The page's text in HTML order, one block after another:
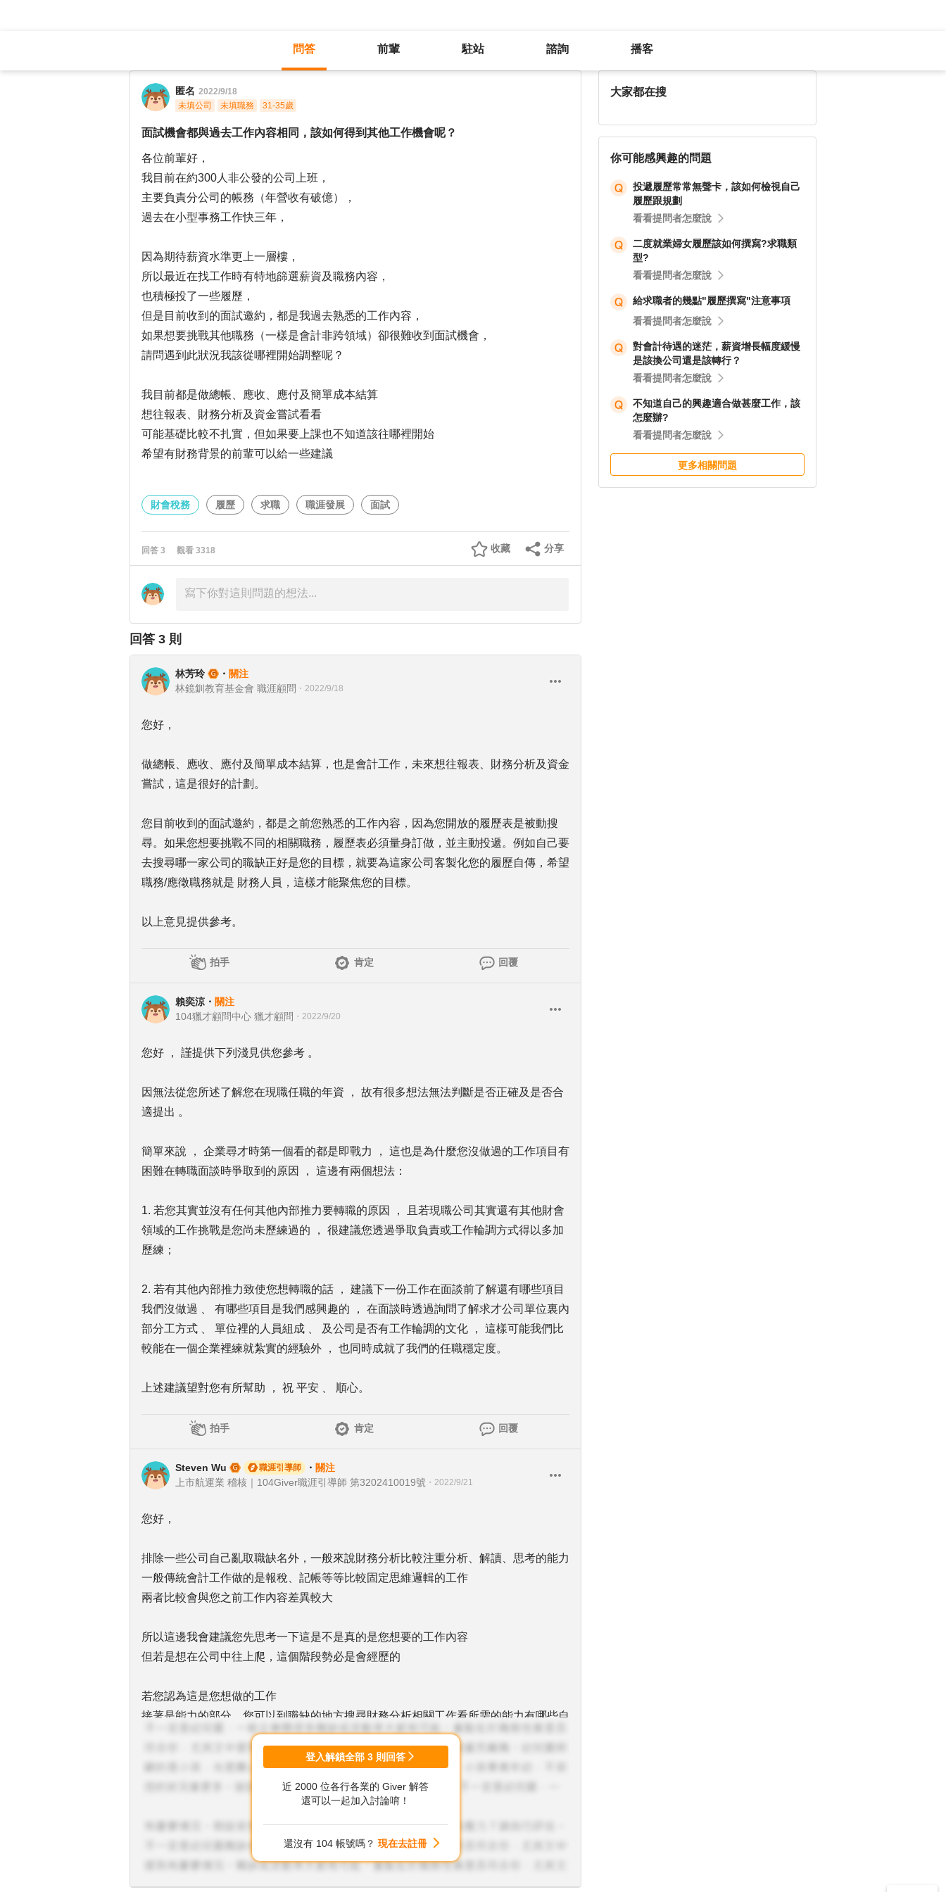
問答 前輩 駐站 諮詢 播客
匿名 2022/9/18
未填公司
未填職務 31-35歲
面試機會都與過去工作內容相同，該如何得到其他工作機會呢？
各位前輩好，
我目前在約300人非公發的公司上班，
主要負責分公司的帳務（年營收有破億），
過去在小型事務工作快三年，
因為期待薪資水準更上一層樓，
所以最近在找工作時有特地篩選薪資及職務內容，
也積極投了一些履歷，
但是目前收到的面試邀約，都是我過去熟悉的工作內容，
如果想要挑戰其他職務（一樣是會計非跨領域）卻很難收到面試機會，
請問遇到此狀況我該從哪裡開始調整呢？
我目前都是做總帳、應收、應付及簡單成本結算
想往報表、財務分析及資金嘗試看看
可能基礎比較不扎實，但如果要上課也不知道該往哪裡開始
希望有財務背景的前輩可以給一些建議
財會稅務 履歷 求職 職涯發展 面試
回答 3 觀看 3318 分享
收藏
回答 3 則
林芳玲 ・ 關注
林鏡釧教育基金會 職涯顧問 ・ 2022/9/18
您好，
做總帳、應收、應付及簡單成本結算，也是會計工作，未來想往報表、財務分析及資金
嘗試，這是很好的計劃。
您目前收到的面試邀約，都是之前您熟悉的工作內容，因為您開放的履歷表是被動搜
尋。如果您想要挑戰不同的相關職務，履歷表必須量身訂做，並主動投遞。例如自己要
去搜尋哪一家公司的職缺正好是您的目標，就要為這家公司客製化您的履歷自傳，希望
職務/應徵職務就是 財務人員，這樣才能聚焦您的目標。
以上意見提供參考。
拍手 肯定 回覆
賴奕涼 ・ 關注
104獵才顧問中心 獵才顧問 ・ 2022/9/20
您好 ， 謹提供下列淺見供您參考 。
因無法從您所述了解您在現職任職的年資 ， 故有很多想法無法判斷是否正確及是否合
適提出 。
簡單來說 ， 企業尋才時第一個看的都是即戰力 ， 這也是為什麼您沒做過的工作項目有
困難在轉職面談時爭取到的原因 ， 這邊有兩個想法：
1. 若您其實並沒有任何其他內部推力要轉職的原因 ， 且若現職公司其實還有其他財會
領域的工作挑戰是您尚未歷練過的 ， 很建議您透過爭取負責或工作輪調方式得以多加
歷練；
2. 若有其他內部推力致使您想轉職的話 ， 建議下一份工作在面談前了解還有哪些項目
我們沒做過 、 有哪些項目是我們感興趣的 ， 在面談時透過詢問了解求才公司單位裏內
部分工方式 、 單位裡的人員組成 、 及公司是否有工作輪調的文化 ， 這樣可能我們比
較能在一個企業裡練就紮實的經驗外 ， 也同時成就了我們的任職穩定度。
上述建議望對您有所幫助 ， 祝 平安 、 順心。
拍手 肯定 回覆
Steven Wu 職涯引導師 ・ 關注
上市航運業 稽核｜104Giver職涯引導師 第3202410019號 ・ 2022/9/21
您好，
排除一些公司自己亂取職缺名外，一般來說財務分析比較注重分析、解讀、思考的能力
一般傳統會計工作做的是報稅、記帳等等比較固定思維邏輯的工作
兩者比較會與您之前工作內容差異較大
所以這邊我會建議您先思考一下這是不是真的是您想要的工作內容
但若是想在公司中往上爬，這個階段勢必是會經歷的
若您認為這是您想做的工作
接著是能力的部分，您可以到職缺的地方搜尋財務分析相關工作看所需的能力有哪些自
己缺少那些
我所知道的大部分會希望有資訊相關能力，例如ERP、資料庫等等，就是會計與資訊
的跨領域人才會是業界喜歡的
工作上所使用的工具也非常多，例如：Python、Excel、Power BI、Tableau等等，也
軟實力方面也會需要ppt簡報表達能力
您可以看看自己的履歷中缺少哪些經驗想辦法補足
登入解鎖全部 3 則回答
近 2000 位各行各業的 Giver 解答
還可以一起加入討論唷！
還沒有 104 帳號嗎？ 現在去註冊
大家都在搜
你可能感興趣的問題
投遞履歷常常無聲卡，該如何檢視自己
履歷跟規劃
看看提問者怎麼說
二度就業婦女履歷該如何撰寫?求職類
型?
看看提問者怎麼說
給求職者的幾點"履歷撰寫"注意事項
看看提問者怎麼說
對會計待遇的迷茫，薪資增長幅度緩慢
是該換公司還是該轉行？
看看提問者怎麼說
不知道自己的興趣適合做甚麼工作，該
怎麼辦?
看看提問者怎麼說
更多相關問題